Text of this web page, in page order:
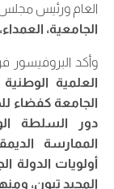
العام ورئيس مجلس
الجامعية،
وأكد البروفيسور
العلمية الوطنية
الجامعة كفضاء
دور السلطة
الممارسة
أولويات الدولة
المجيد تبون،